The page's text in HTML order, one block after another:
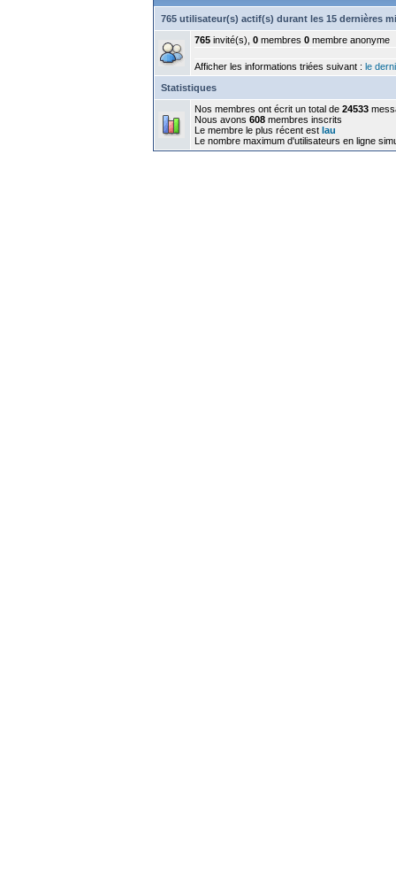
765 utilisateur(s) actif(s) durant les 15 dernières
765 invité(s), 0 membres 0 membre anonyme
Afficher les informations triées suivant : le
Statistiques
Nos membres ont écrit un total de 24533
Nous avons 608 membres inscrits
Le membre le plus récent est lau
Le nombre maximum d'utilisateurs en ligne